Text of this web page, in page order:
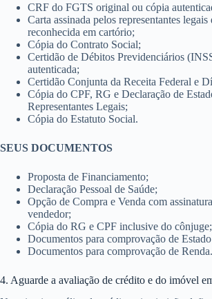
CRF do FGTS original ou cópia
Carta assinada pelos representantes
reconhecida em cartório;
Cópia do Contrato Social;
Certidão de Débitos Previdenciários
autenticada;
Certidão Conjunta da Receita Federal e
Cópia do CPF, RG e Declaração de
Representantes Legais;
Cópia do Estatuto Social.
SEUS DOCUMENTOS
Proposta de Financiamento;
Declaração Pessoal de Saúde;
Opção de Compra e Venda com
vendedor;
Cópia do RG e CPF inclusive do cônjuge;
Documentos para comprovação de
Documentos para comprovação de Renda.
4. Aguarde a avaliação de crédito e do imóvel